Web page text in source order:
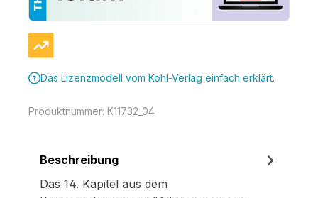
Das Lizenzmodell vom Kohl-Verlag einfach erklärt.
Produktnummer: K11732_04
Beschreibung
Das 14. Kapitel aus dem